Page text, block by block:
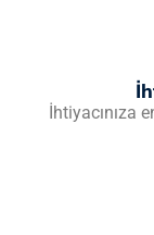
İhtiyacınıza